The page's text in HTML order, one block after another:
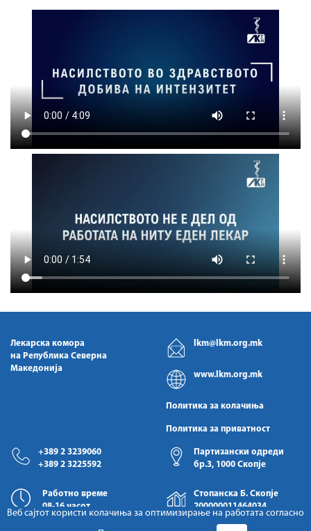
Лекарска комора
на Република Северна
Македонија
lkm@lkm.org.mk
www.lkm.org.mk
Политика за колачиња
Политика за приватност
+389 2 3239060
+389 2 3225592
Партизански одреди
бр.3, 1000 Скопје
Работно време
08-16 часот
Стопанска Б. Скопје
200000011464034
Веб сајтот користи колачиња за оптимизирање на работата согласно